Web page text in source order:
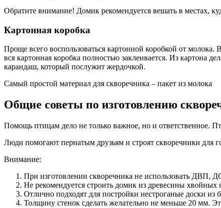
Обратите внимание! Домик рекомендуется вешать в местах,
Картонная коробка
Проще всего воспользоваться картонной коробкой от молока.
вся картонная коробка полностью заклеивается. Из картона
карандаш, который послужит жердочкой.
Самый простой материал для скворечника – пакет из молока
Общие советы по изготовлению
Помощь птицам дело не только важное, но и ответственное.
Люди помогают пернатым друзьям и строят скворечники для
Внимание:
При изготовлении скворечника не использовать ДВП,
Не рекомендуется строить домик из древесины хвойных
Отлично подходят для постройки нестроганые доски из
Толщину стенок сделать желательно не меньше 20 мм.